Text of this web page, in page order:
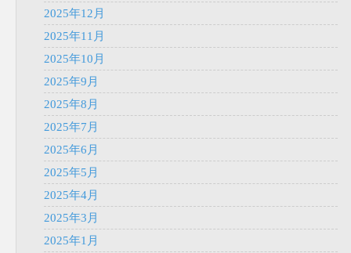
2025年12月
2025年11月
2025年10月
2025年9月
2025年8月
2025年7月
2025年6月
2025年5月
2025年4月
2025年3月
2025年1月